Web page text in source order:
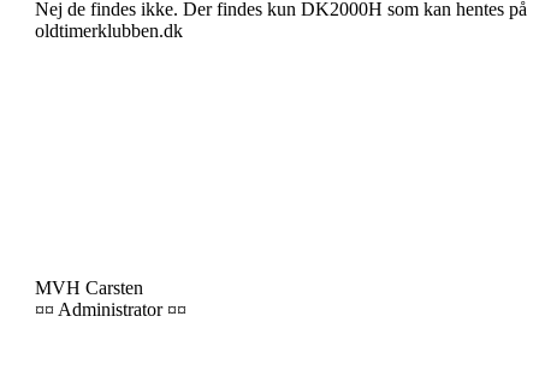
Nej de findes ikke. Der findes kun DK2000H som kan hentes på
oldtimerklubben.dk
MVH Carsten
¤¤ Administrator ¤¤